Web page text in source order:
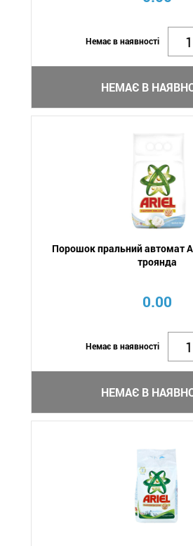
Немає в наявності
НЕМАЄ В
Порошок пральний автомат
троянда
0.00
Немає в наявності
НЕМАЄ В